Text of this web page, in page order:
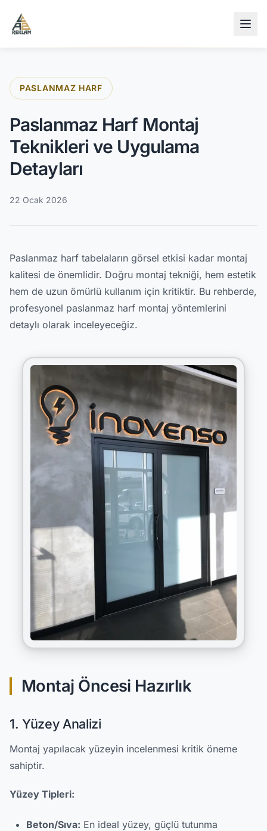
PASLANMAZ HARF
Paslanmaz Harf Montaj
Teknikleri ve Uygulama
Detayları
22 Ocak 2026
Paslanmaz harf tabelaların görsel etkisi kadar montaj
kalitesi de önemlidir. Doğru montaj tekniği, hem estetik
hem de uzun ömürlü kullanım için kritiktir. Bu rehberde,
profesyonel paslanmaz harf montaj yöntemlerini
detaylı olarak inceleyeceğiz.
Montaj Öncesi Hazırlık
1. Yüzey Analizi
Montaj yapılacak yüzeyin incelenmesi kritik öneme
sahiptir.
Yüzey Tipleri:
Beton/Sıva: En ideal yüzey, güçlü tutunma